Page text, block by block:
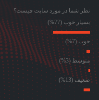
نظر شما در مورد سایت چیست؟
بسیار خوب (77%)
خوب (7%)
متوسط (3%)
ضعیف (13%)